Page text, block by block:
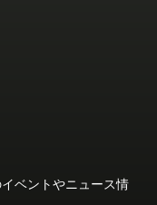
ベントやニュース情